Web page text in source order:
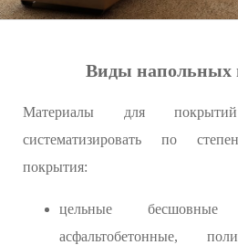
Виды напольных
Материалы для
систематизировать по
покрытия:
цельные бесшовные
асфальтобетонные,